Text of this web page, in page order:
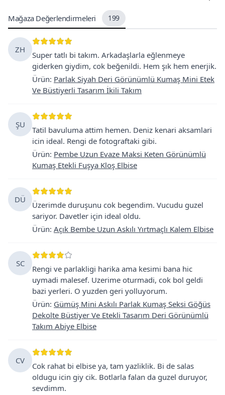
Mağaza Değerlendirmeleri 199
ZH
Super tatlı bi takım. Arkadaşlarla eğlenmeye
giderken giydim, cok beğenildi. Hem şık hem enerjik.
Ürün: Parlak Siyah Deri Görünümlü Kumaş Mini Etek
Ve Büstiyerli Tasarım İkili Takım
ŞU
Tatil bavuluma attim hemen. Deniz kenari aksamlari
icin ideal. Rengi de fotograftaki gibi.
Ürün: Pembe Uzun Evaze Maksi Keten Görünümlü
Kumaş Etekli Fuşya Kloş Elbise
DÜ
Üzerimde duruşunu cok begendim. Vucudu guzel
sariyor. Davetler için ideal oldu.
Ürün: Açık Bembe Uzun Askılı Yırtmaçlı Kalem Elbise
SC
Rengi ve parlakligi harika ama kesimi bana hic
uymadi malesef. Uzerime oturmadi, cok bol geldi
bazi yerleri. O yuzden geri yolluyorum.
Ürün: Gümüş Mini Askılı Parlak Kumaş Seksi Göğüs
Dekolte Büstiyer Ve Etekli Tasarım Deri Görünümlü
Takım Abiye Elbise
CV
Cok rahat bi elbise ya, tam yazliklik. Bi de salas
oldugu icin giy cik. Botlarla falan da guzel duruyor,
sevdimm.